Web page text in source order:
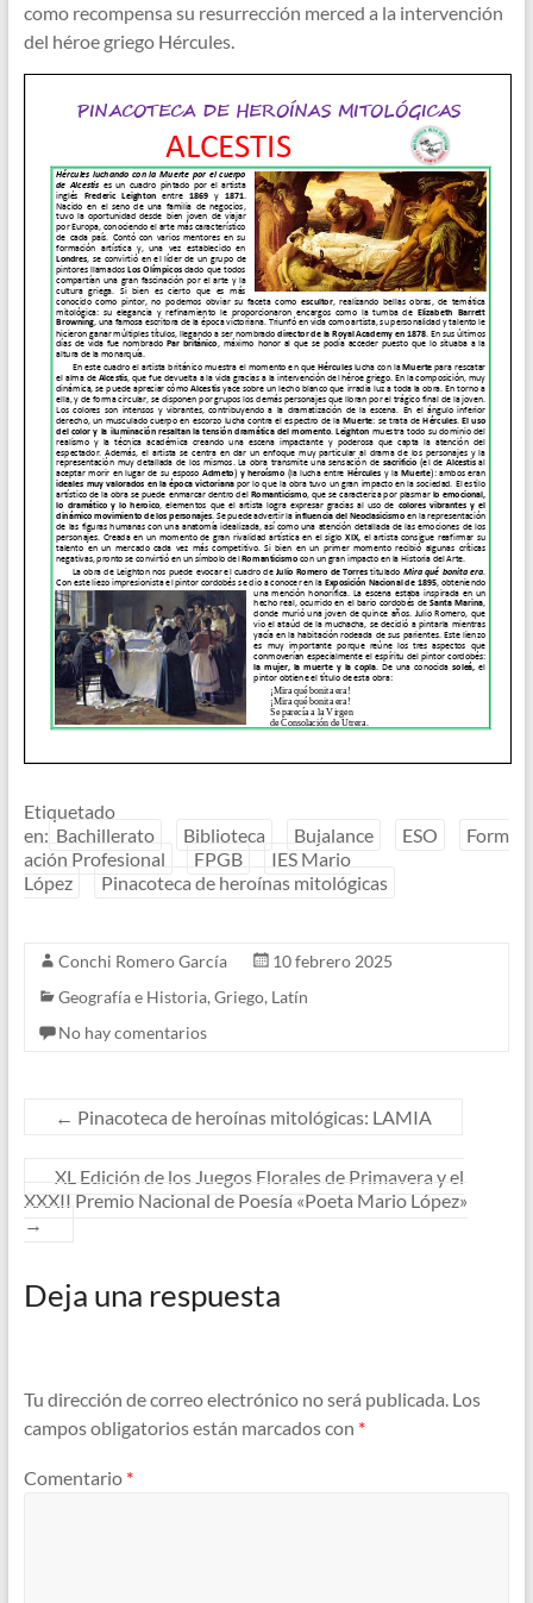
como recompensa su resurrección merced a la intervención
del héroe griego Hércules.
Etiquetado
en: Bachillerato Biblioteca Bujalance ESO
Form
ación Profesional
FPGB
IES Mario
López
Pinacoteca de heroínas mitológicas
Conchi Romero García
10 febrero 2025
Geografía e Historia, Griego, Latín
No hay comentarios
← Pinacoteca de heroínas mitológicas: LAMIA
XL Edición de los Juegos Florales de Primavera y el
XXXII Premio Nacional de Poesía «Poeta Mario López»
→
Deja una respuesta
Tu dirección de correo electrónico no será publicada. Los
campos obligatorios están marcados con *
Comentario *